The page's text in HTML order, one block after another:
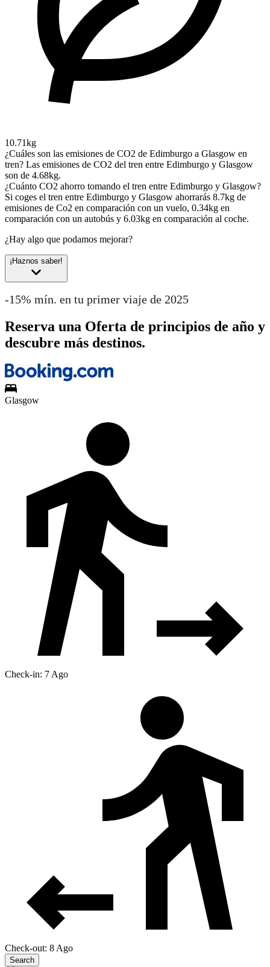
10.71kg
¿Cuáles son las emisiones de CO2 de Edimburgo a Glasgow en
tren? Las emisiones de CO2 del tren entre Edimburgo y Glasgow
son de 4.68kg.
¿Cuánto CO2 ahorro tomando el tren entre Edimburgo y Glasgow?
Si coges el tren entre Edimburgo y Glasgow ahorrarás 8.7kg de
emisiones de Co2 en comparación con un vuelo, 0.34kg en
comparación con un autobús y 6.03kg en comparación al coche.
¿Hay algo que podamos mejorar?
¡Haznos saber!
-15% mín. en tu primer viaje de 2025
Reserva una Oferta de principios de año y
descubre más destinos.
Glasgow
Check-in: 7 Ago
Check-out: 8 Ago
Search